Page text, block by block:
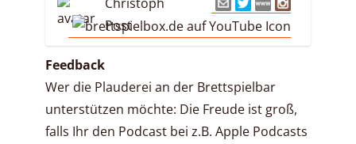
Post
Feedback
Wer die Plauderei an der Brettspielbar
unterstützen möchte: Die Freude ist groß,
falls Ihr den Podcast bei z.B. Apple Podcasts